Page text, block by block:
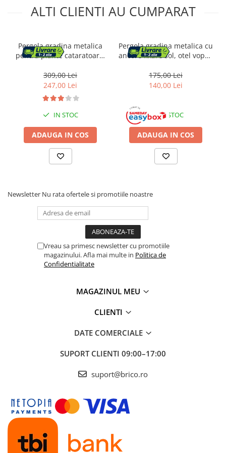
Mese toaleta si oglinzi
Mobila birou
Fotolii pentru copii
Jucarii si accesorii
Mobila copii
Organizatoare sertar si dulap
Umerase si huse haine
Gradina & balcon
Unelte motorizate
ALTI CLIENTI AU CUMPARAT
Pergola gradina metalica
pentru plante cataratoare,
145x38x240 cm, verde
309,00 Lei
247,00 Lei
IN STOC
ADAUGA IN COS
Pergola gradina metalica cu
ancore fixare sol, otel vopsit
cataratoare, 114x37x230
cm, verde inchis
175,00 Lei
140,00 Lei
IN STOC
ADAUGA IN COS
Newsletter Nu rata ofertele si promotiile noastre
Vreau sa primesc newsletter cu promotiile
magazinului. Afla mai multe in Politica de
Confidentialitate
MAGAZINUL MEU
CLIENTI
DATE COMERCIALE
SUPORT CLIENTI 09:00–17:00
suport@brico.ro